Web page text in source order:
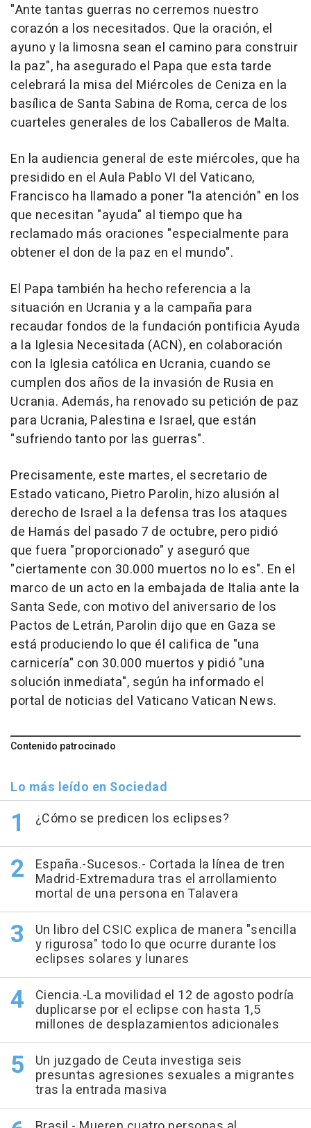
"Ante tantas guerras no cerremos nuestro
corazón a los necesitados. Que la oración, el
ayuno y la limosna sean el camino para construir
la paz", ha asegurado el Papa que esta tarde
celebrará la misa del Miércoles de Ceniza en la
basílica de Santa Sabina de Roma, cerca de los
cuarteles generales de los Caballeros de Malta.
En la audiencia general de este miércoles, que ha
presidido en el Aula Pablo VI del Vaticano,
Francisco ha llamado a poner "la atención" en los
que necesitan "ayuda" al tiempo que ha
reclamado más oraciones "especialmente para
obtener el don de la paz en el mundo".
El Papa también ha hecho referencia a la
situación en Ucrania y a la campaña para
recaudar fondos de la fundación pontificia Ayuda
a la Iglesia Necesitada (ACN), en colaboración
con la Iglesia católica en Ucrania, cuando se
cumplen dos años de la invasión de Rusia en
Ucrania. Además, ha renovado su petición de paz
para Ucrania, Palestina e Israel, que están
"sufriendo tanto por las guerras".
Precisamente, este martes, el secretario de
Estado vaticano, Pietro Parolin, hizo alusión al
derecho de Israel a la defensa tras los ataques
de Hamás del pasado 7 de octubre, pero pidió
que fuera "proporcionado" y aseguró que
"ciertamente con 30.000 muertos no lo es". En el
marco de un acto en la embajada de Italia ante la
Santa Sede, con motivo del aniversario de los
Pactos de Letrán, Parolin dijo que en Gaza se
está produciendo lo que él califica de "una
carnicería" con 30.000 muertos y pidió "una
solución inmediata", según ha informado el
portal de noticias del Vaticano Vatican News.
Contenido patrocinado
Lo más leído en Sociedad
¿Cómo se predicen los eclipses?
España.-Sucesos.- Cortada la línea de tren
Madrid-Extremadura tras el arrollamiento
mortal de una persona en Talavera
Un libro del CSIC explica de manera "sencilla
y rigurosa" todo lo que ocurre durante los
eclipses solares y lunares
Ciencia.-La movilidad el 12 de agosto podría
duplicarse por el eclipse con hasta 1,5
millones de desplazamientos adicionales
Un juzgado de Ceuta investiga seis
presuntas agresiones sexuales a migrantes
tras la entrada masiva